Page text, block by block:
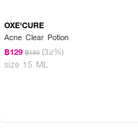
• ห้ามเขย่าขวด
• ใช้เฉพาะตอนกลางคืน
• วางขวดให้อยู่ในแนวตั้งจนของเห
OXE'CURE
Acne Clear Potion
฿129 ฿189 (32%)
size 15 ML